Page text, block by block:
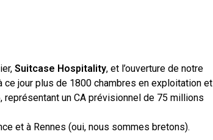
Suitcase Hospitality, et l’ouverture de notre
jour plus de 1800 chambres en exploitation et
un CA prévisionnel de 75 millions
et à Rennes (oui, nous sommes bretons).